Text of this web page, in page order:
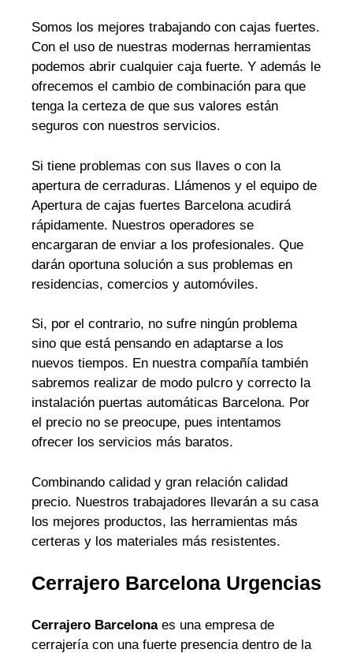
Somos los mejores trabajando con cajas fuertes.
Con el uso de nuestras modernas herramientas
podemos abrir cualquier caja fuerte. Y además le
ofrecemos el cambio de combinación para que
tenga la certeza de que sus valores están
seguros con nuestros servicios.
Si tiene problemas con sus llaves o con la
apertura de cerraduras. Llámenos y el equipo de
Apertura de cajas fuertes Barcelona acudirá
rápidamente. Nuestros operadores se
encargaran de enviar a los profesionales. Que
darán oportuna solución a sus problemas en
residencias, comercios y automóviles.
Si, por el contrario, no sufre ningún problema
sino que está pensando en adaptarse a los
nuevos tiempos. En nuestra compañía también
sabremos realizar de modo pulcro y correcto la
instalación puertas automáticas Barcelona. Por
el precio no se preocupe, pues intentamos
ofrecer los servicios más baratos.
Combinando calidad y gran relación calidad
precio. Nuestros trabajadores llevarán a su casa
los mejores productos, las herramientas más
certeras y los materiales más resistentes.
Cerrajero Barcelona Urgencias
Cerrajero Barcelonaes una empresa de
cerrajería con una fuerte presencia dentro de la